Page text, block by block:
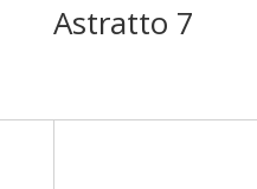
Astratto 7